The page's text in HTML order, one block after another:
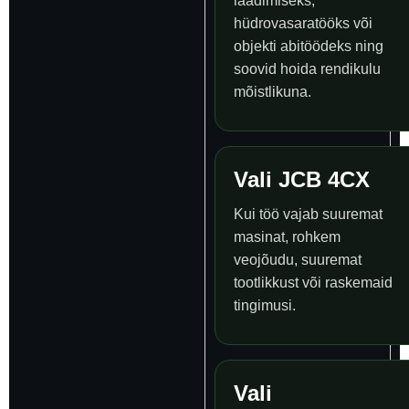
hüdrovasaratööks või
objekti abitöödeks ning
soovid hoida rendikulu
mõistlikuna.
Vali JCB 4CX
Kui töö vajab suuremat
masinat, rohkem
veojõudu, suuremat
tootlikkust või raskemaid
tingimusi.
Vali